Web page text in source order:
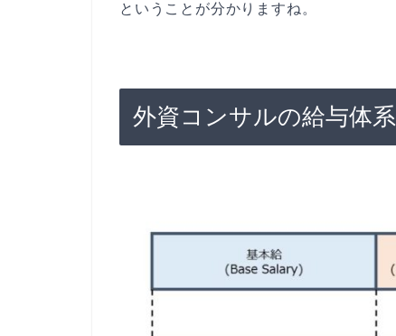
ということが分かりますね。
外資コンサルの給与体系